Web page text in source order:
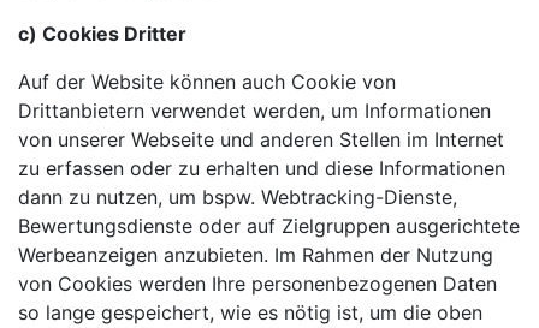
c) Cookies Dritter
Auf der Website können auch Cookie von
Drittanbietern verwendet werden, um Informationen
von unserer Webseite und anderen Stellen im Internet
zu erfassen oder zu erhalten und diese Informationen
dann zu nutzen, um bspw. Webtracking-Dienste,
Bewertungsdienste oder auf Zielgruppen ausgerichtete
Werbeanzeigen anzubieten. Im Rahmen der Nutzung
von Cookies werden Ihre personenbezogenen Daten
so lange gespeichert, wie es nötig ist, um die oben